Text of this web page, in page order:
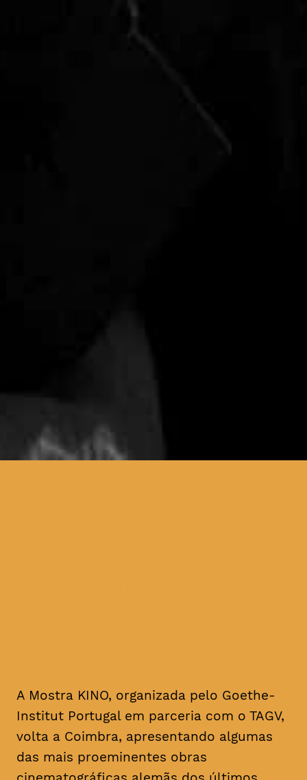
A Mostra KINO, organizada pelo Goethe-
Institut Portugal em parceria com o TAGV,
volta a Coimbra, apresentando algumas
das mais proeminentes obras